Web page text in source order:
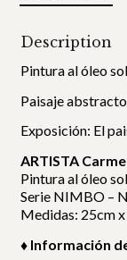
Description
Pintura al óleo
Paisaje abstracto
Exposición: El
ARTISTA
Pintura al óleo
Serie NIMBO –
Medidas: 25cm
♦ Información